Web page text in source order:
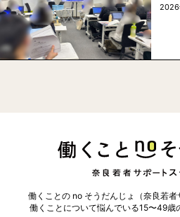
2026
働くことの no そうだんじょ（奈良若者
働くことについて悩んでいる15〜49歳